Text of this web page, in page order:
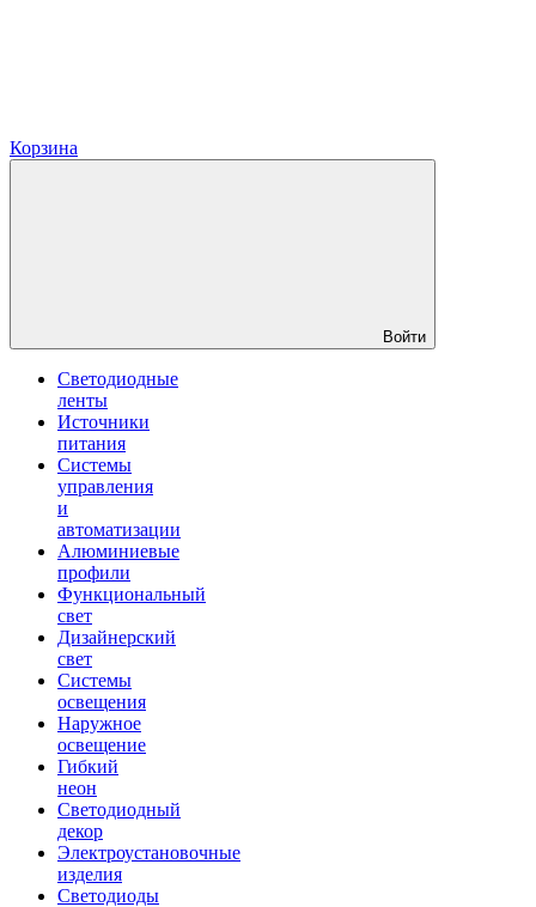
Корзина
Войти
Светодиодные
ленты
Источники
питания
Системы
управления
и
автоматизации
Алюминиевые
профили
Функциональный
свет
Дизайнерский
свет
Системы
освещения
Наружное
освещение
Гибкий
неон
Светодиодный
декор
Электроустановочные
изделия
Светодиоды